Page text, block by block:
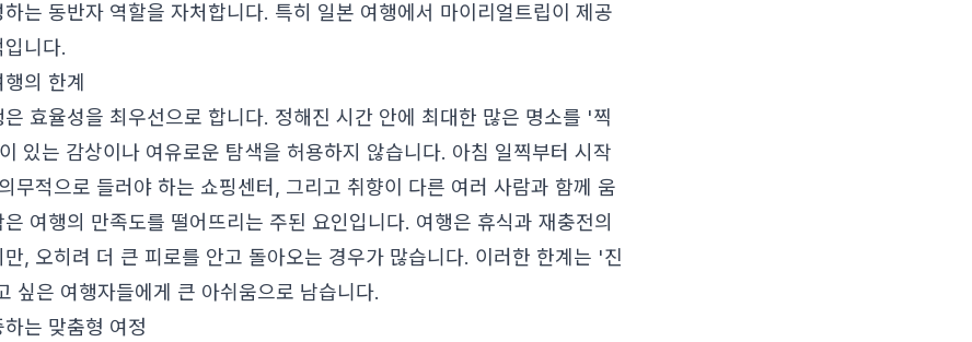
는 동반자 역할을 자처합니다. 특히 일본 여행에서 마이리얼트립이 제공
니다.
의 한계
효율성을 최우선으로 합니다. 정해진 시간 안에 최대한 많은 명소를 '찍
있는 감상이나 여유로운 탐색을 허용하지 않습니다. 아침 일찍부터 시작
무적으로 들러야 하는 쇼핑센터, 그리고 취향이 다른 여러 사람과 함께 움
여행의 만족도를 떨어뜨리는 주된 요인입니다. 여행은 휴식과 재충전의
, 오히려 더 큰 피로를 안고 돌아오는 경우가 많습니다. 이러한 한계는 '진
싶은 여행자들에게 큰 아쉬움으로 남습니다.
는 맞춤형 여정